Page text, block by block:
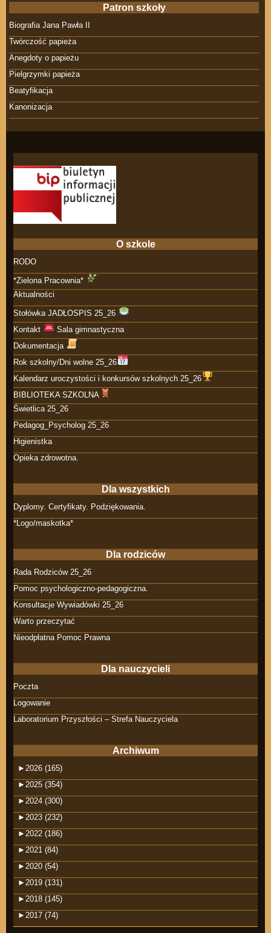
Patron szkoły
Biografia Jana Pawła II
Twórczość papieża
Anegdoty o papieżu
Pielgrzymki papieża
Beatyfikacja
Kanonizacja
O szkole
RODO
*Zielona Pracownia*
Aktualności
Stołówka JADŁOSPIS 25_26
Kontakt
Sala gimnastyczna
Dokumentacja
Rok szkolny/Dni wolne 25_26
Kalendarz uroczystości i konkursów szkolnych 25_26
BIBLIOTEKA SZKOLNA
Świetlica 25_26
Pedagog_Psycholog 25_26
Higienistka
Opieka zdrowotna.
Dla wszystkich
Dyplomy. Certyfikaty. Podziękowania.
*Logo/maskotka*
Dla rodziców
Rada Rodziców 25_26
Pomoc psychologiczno-pedagogiczna.
Konsultacje Wywiadówki 25_26
Warto przeczytać
Nieodpłatna Pomoc Prawna
Dla nauczycieli
Poczta
Logowanie
Laboratorium Przyszłości – Strefa Nauczyciela
Archiwum
► 2026 (165)
► 2025 (354)
► 2024 (300)
► 2023 (232)
► 2022 (186)
► 2021 (84)
► 2020 (54)
► 2019 (131)
► 2018 (145)
► 2017 (74)